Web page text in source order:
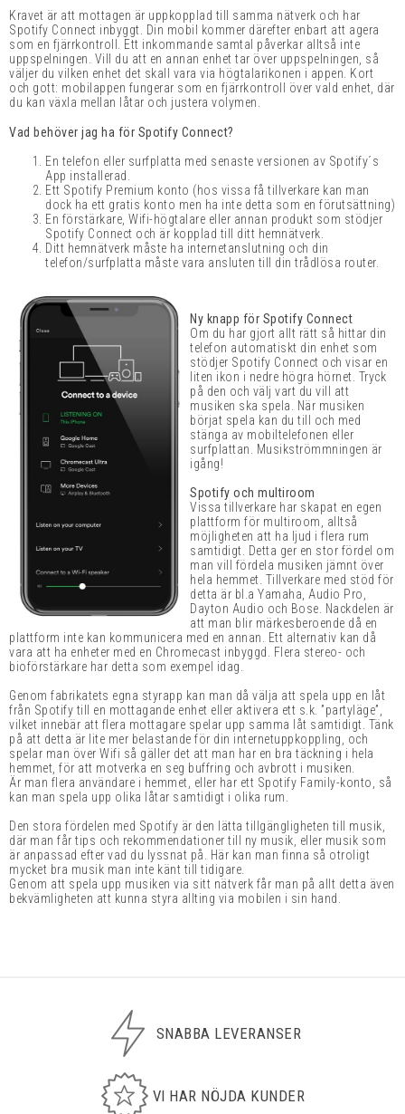
Kravet är att mottagen är uppkopplad till samma nätverk och har
Spotify Connect inbyggt. Din mobil kommer därefter enbart att agera
som en fjärrkontroll. Ett inkommande samtal påverkar alltså inte
uppspelningen. Vill du att en annan enhet tar över uppspelningen, så
väljer du vilken enhet det skall vara via högtalarikonen i appen. Kort
och gott: mobilappen fungerar som en fjärrkontroll över vald enhet, där
du kan växla mellan låtar och justera volymen.
Vad behöver jag ha för Spotify Connect?
En telefon eller surfplatta med senaste versionen av Spotify´s
App installerad.
Ett Spotify Premium konto (hos vissa få tillverkare kan man
dock ha ett gratis konto men ha inte detta som en förutsättning)
En förstärkare, Wifi-högtalare eller annan produkt som stödjer
Spotify Connect och är kopplad till ditt hemnätverk.
Ditt hemnätverk måste ha internetanslutning och din
telefon/surfplatta måste vara ansluten till din trådlösa router.
Ny knapp för Spotify Connect
Om du har gjort allt rätt så hittar din
telefon automatiskt din enhet som
stödjer Spotify Connect och visar en
liten ikon i nedre högra hörnet. Tryck
på den och välj vart du vill att
musiken ska spela. När musiken
börjat spela kan du till och med
stänga av mobiltelefonen eller
surfplattan. Musikströmmningen är
igång!
Spotify och multiroom
Vissa tillverkare har skapat en egen
plattform för multiroom, alltså
möjligheten att ha ljud i flera rum
samtidigt. Detta ger en stor fördel om
man vill fördela musiken jämnt över
hela hemmet. Tillverkare med stöd för
detta är bl.a Yamaha, Audio Pro,
Dayton Audio och Bose. Nackdelen är
att man blir märkesberoende då en
plattform inte kan kommunicera med en annan. Ett alternativ kan då
vara att ha enheter med en Chromecast inbyggd. Flera stereo- och
bioförstärkare har detta som exempel idag.
Genom fabrikatets egna styrapp kan man då välja att spela upp en låt
från Spotify till en mottagande enhet eller aktivera ett s.k. ”partyläge”,
vilket innebär att flera mottagare spelar upp samma låt samtidigt. Tänk
på att detta är lite mer belastande för din internetuppkoppling, och
spelar man över Wifi så gäller det att man har en bra täckning i hela
hemmet, för att motverka en seg buffring och avbrott i musiken.
Är man flera användare i hemmet, eller har ett Spotify Family-konto, så
kan man spela upp olika låtar samtidigt i olika rum.
Den stora fördelen med Spotify är den lätta tillgängligheten till musik,
där man får tips och rekommendationer till ny musik, eller musik som
är anpassad efter vad du lyssnat på. Här kan man finna så otroligt
mycket bra musik man inte känt till tidigare.
Genom att spela upp musiken via sitt nätverk får man på allt detta även
bekvämligheten att kunna styra allting via mobilen i sin hand.
SNABBA LEVERANSER
VI HAR NÖJDA KUNDER